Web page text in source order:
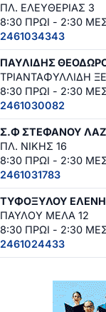
ΠΛ. ΕΛΕΥΘΕΡΙΑΣ 3
8:30 ΠΡΩΙ - 2:30
2461034343
ΠΑΥΛΙΔΗΣ
ΤΡΙΑΝΤΑΦΥΛΛΙΔΗ
8:30 ΠΡΩΙ - 2:30
2461030082
Σ.Φ ΣΤΕΦΑΝΟΥ
ΠΛ. ΝΙΚΗΣ 16
8:30 ΠΡΩΙ - 2:30
2461031783
ΤΥΦΟΞΥΛΟΥ ΕΛΕΝΗ
ΠΑΥΛΟΥ ΜΕΛΑ 12
8:30 ΠΡΩΙ - 2:30
2461024433